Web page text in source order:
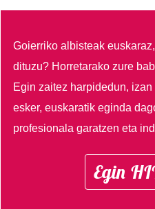
Goierriko albisteak
dituzu? Horretarako zure
Egin zaitez harpidedun,
esker, euskaratik eginda
profesionala garatzen eta
Egin